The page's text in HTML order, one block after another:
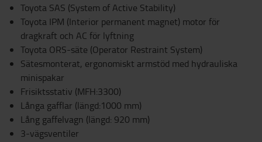
Toyota SAS (System of Active Stability)
Toyota IPM (Interior permanent magnet) motor för
dragkraft och AC för lyftning
Toyota ORS-säte (Operator Restraint System)
Sätesmonterat, ergonomiskt armstöd med hydrauliska
minispakar
Frisiktsstativ (MFH:3300)
Långa gafflar (längd:1000 mm)
Lång gaffelvagn (längd: 920 mm)
3-vägsventiler